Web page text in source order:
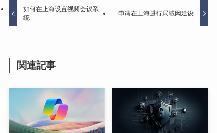
如何在上海设置视频会议系
统
申请在上海进行局域网建设
関連記事